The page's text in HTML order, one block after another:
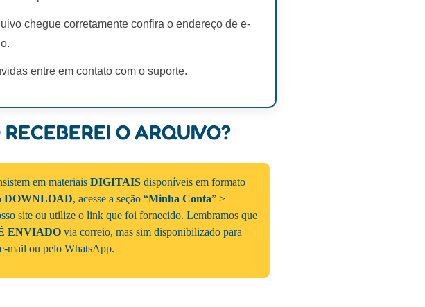
chegue corretamente confira o endereço de e-
entre em contato com o suporte.
O ARQUIVO?
em materiais DIGITAIS disponíveis em formato
DOWNLOAD, acesse a seção “Minha Conta” >
site ou utilize o link que foi fornecido. Lembramos que
ENVIADO via correio, mas sim disponibilizado para
mail ou pelo WhatsApp.